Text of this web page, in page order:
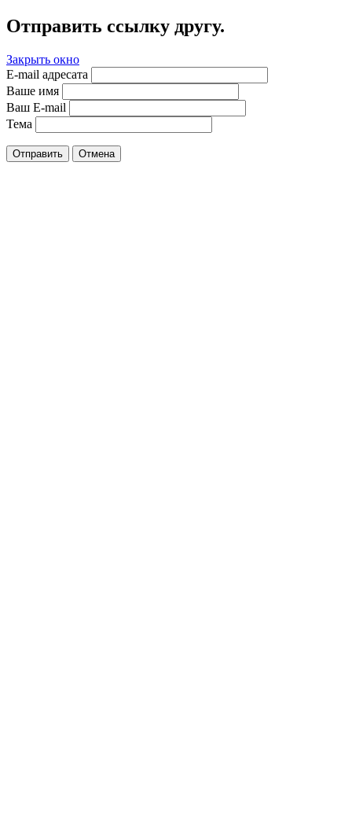
Отправить ссылку другу.
Закрыть окно
E-mail адресата
Ваше имя
Ваш E-mail
Тема
Отправить Отмена